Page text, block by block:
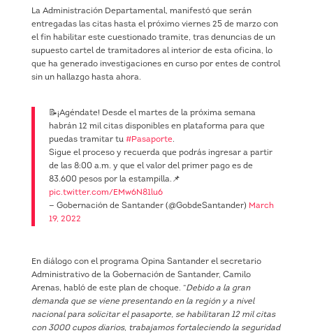
La Administración Departamental, manifestó que serán
entregadas las citas hasta el próximo viernes 25 de marzo con
el fin habilitar este cuestionado tramite, tras denuncias de un
supuesto cartel de tramitadores al interior de esta oficina, lo
que ha generado investigaciones en curso por entes de control
sin un hallazgo hasta ahora.
📝¡Agéndate! Desde el martes de la próxima semana
habrán 12 mil citas disponibles en plataforma para que
puedas tramitar tu #Pasaporte.
Sigue el proceso y recuerda que podrás ingresar a partir
de las 8:00 a.m. y que el valor del primer pago es de
83.600 pesos por la estampilla.📌
pic.twitter.com/EMw6N81lu6
— Gobernación de Santander (@GobdeSantander) March
19, 2022
En diálogo con el programa Opina Santander el secretario
Administrativo de la Gobernación de Santander, Camilo
Arenas, habló de este plan de choque. “Debido a la gran
demanda que se viene presentando en la región y a nivel
nacional para solicitar el pasaporte, se habilitaran 12 mil citas
con 3000 cupos diarios, trabajamos fortaleciendo la seguridad